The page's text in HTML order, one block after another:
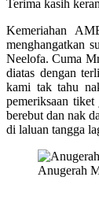
Terima kasih
Kemeriahan
menghangatkan
Neelofa. Cuma
diatas dengan
kami tak tahu
pemeriksaan
berebut dan nak
di laluan tangga
Anugerah